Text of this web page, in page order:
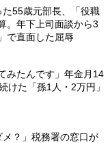
た55歳元部長、「役職
。年下上司面談から3
で直面した屈辱
みたんです」年金月14
けた「孫1人・2万円」
メ？」税務署の窓口が